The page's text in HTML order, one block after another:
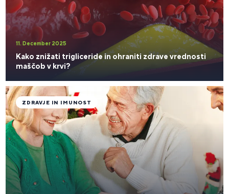
11. December 2025
Kako znižati trigliceride in ohraniti zdrave vrednosti
maščob v krvi?
ZDRAVJE IN IMUNOST